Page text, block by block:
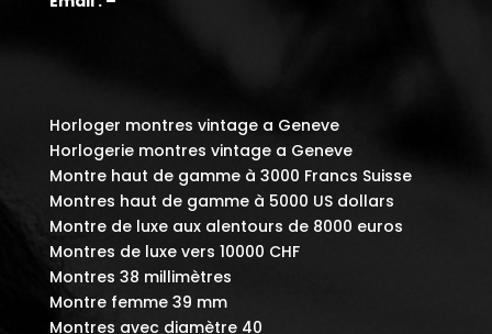
Horloger montres vintage a Geneve
Horlogerie montres vintage a Geneve
Montre haut de gamme à 3000 Francs Suisse
Montres haut de gamme à 5000 US dollars
Montre de luxe aux alentours de 8000 euros
Montres de luxe vers 10000 CHF
Montres 38 millimètres
Montre femme 39 mm
Montres avec diamètre 40